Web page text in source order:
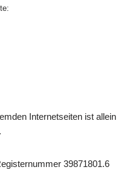
Internetseiten ist allein
39871801.6